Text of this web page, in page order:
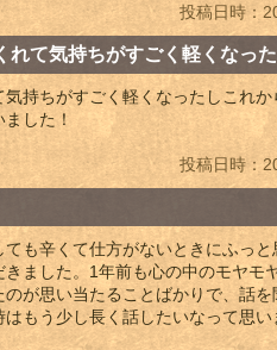
投稿日時：
れて気持ちがすごく軽くなった
持ちがすごく軽くなったしこれ
した！
投稿日時：
も辛くて仕方がないときにふっと
ました。1年前も心の中のモヤモ
が思い当たることばかりで、話を
もう少し長く話したいなって思い